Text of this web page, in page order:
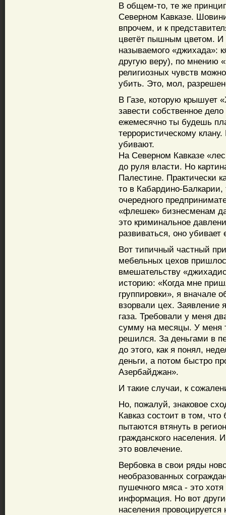
В общем-то, те же
Северном Кавказе.
впрочем, и к
цветёт пышным цветом. И
называемого «джихада»:
другую веру), по мнению
религиозных чувств
убить. Это, мол,
В Газе, которую крышует
завести собственное
ежемесячно ты будешь
террористическому
убивают.
На Северном Кавказе
до руля власти. Но
Палестине.
то в Кабардино-
очередного
«флешек» бизнесменам
это криминальное
развиваться, оно убивает
Вот типичный частный
мебельных цехов
вмешательству
историю: «Когда мне
группировки», я вначале
взорвали цех. Заявление
газа. Требовали у меня
сумму на месяцы. У меня
решился. За деньгами в
до этого, как я понял,
деньги, а потом быстро
Азербайджан».
И такие случаи, к
Но, пожалуй, знаковое
Кавказ состоит в том, что
пытаются втянуть в
гражданского населения.
это вовлечение.
Вербовка в свои ряды
необразованных
пушечного мяса - это
информация. Но вот
населения